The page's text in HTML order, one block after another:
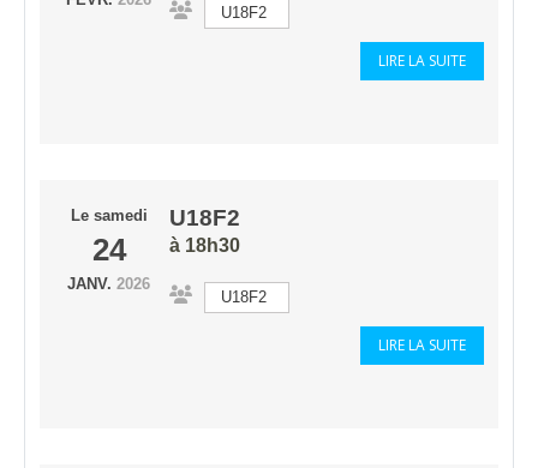
U18F2
LIRE LA SUITE
Le samedi
24
JANV. 2026
U18F2
à 18h30
U18F2
LIRE LA SUITE